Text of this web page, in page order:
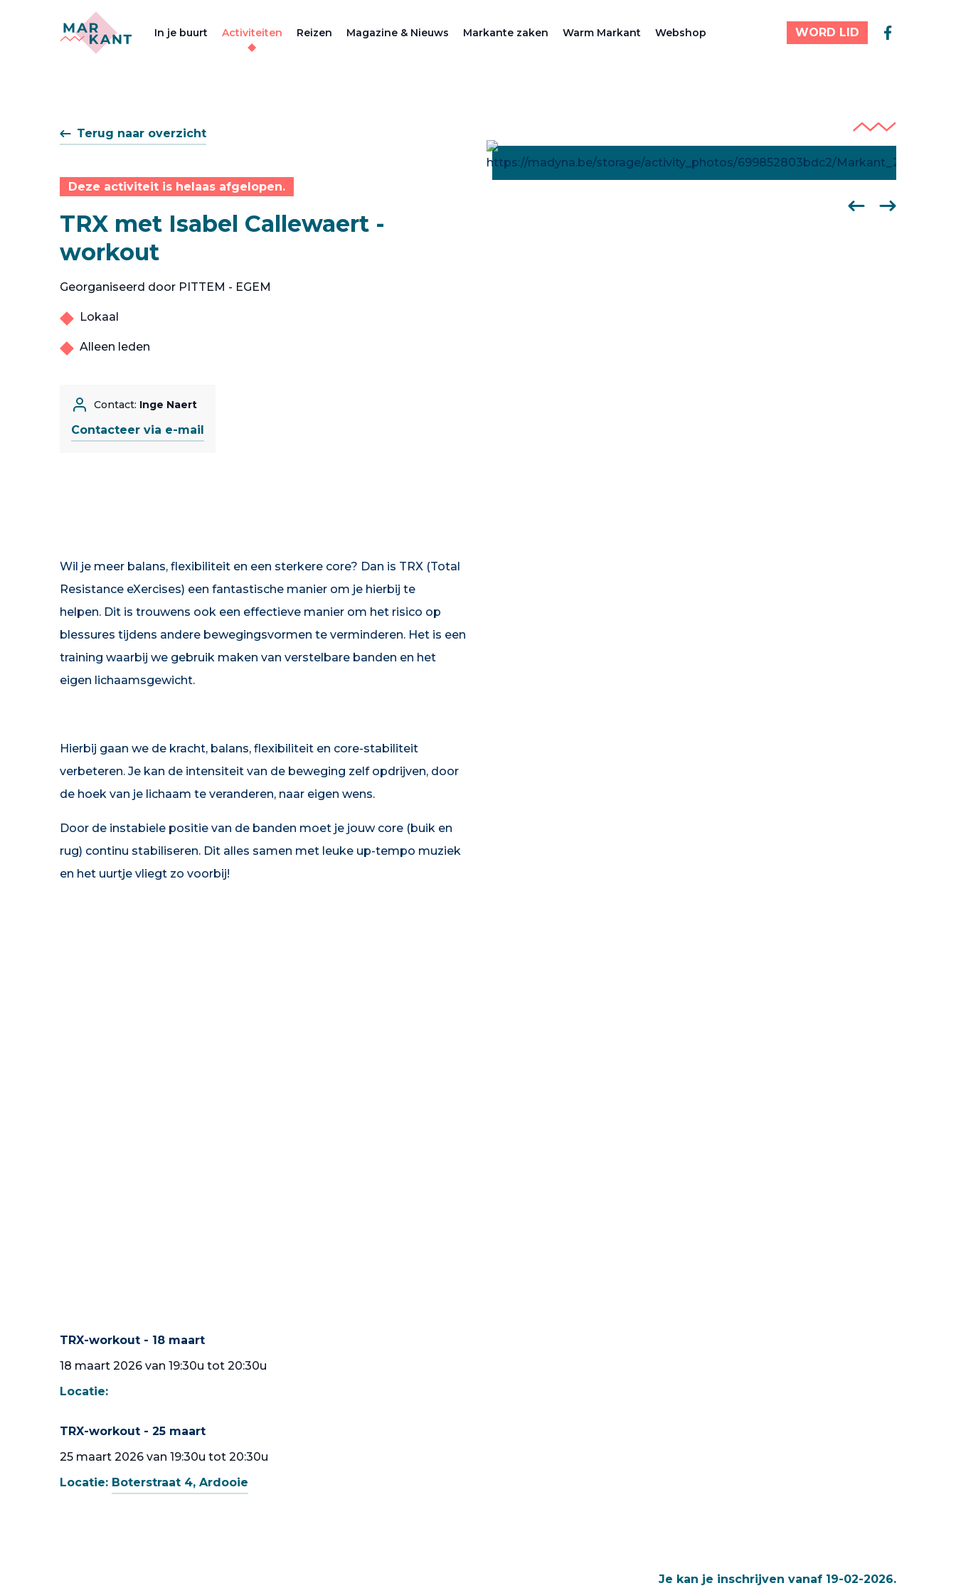
In je buurt Activiteiten Reizen Magazine & Nieuws Markante zaken Warm Markant Webshop WORD LID
Terug naar overzicht
Deze activiteit is helaas afgelopen.
TRX met Isabel Callewaert -
workout
Georganiseerd door PITTEM - EGEM
Lokaal
Alleen leden
Contact: Inge Naert
Contacteer via e-mail
Wil je meer balans, flexibiliteit en een sterkere core? Dan is TRX (Total
Resistance eXercises) een fantastische manier om je hierbij te
helpen. Dit is trouwens ook een effectieve manier om het risico op
blessures tijdens andere bewegingsvormen te verminderen. Het is een
training waarbij we gebruik maken van verstelbare banden en het
eigen lichaamsgewicht.
Hierbij gaan we de kracht, balans, flexibiliteit en core-stabiliteit
verbeteren. Je kan de intensiteit van de beweging zelf opdrijven, door
de hoek van je lichaam te veranderen, naar eigen wens.
Door de instabiele positie van de banden moet je jouw core (buik en
rug) continu stabiliseren. Dit alles samen met leuke up-tempo muziek
en het uurtje vliegt zo voorbij!
TRX-workout - 18 maart
18 maart 2026 van 19:30u tot 20:30u
Locatie:
TRX-workout - 25 maart
25 maart 2026 van 19:30u tot 20:30u
Locatie: Boterstraat 4, Ardooie
Je kan je inschrijven vanaf 19-02-2026.